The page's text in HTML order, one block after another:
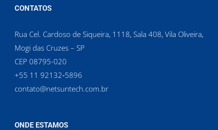
CONTATOS
Rua Cel. Cardoso de Siqueira, 1118, Sala 408, Vila Oliveira,
Mogi das Cruzes – SP
CEP 08795-020
‪+55 11 92132‑5896‬
contato@netsuntech.com.br
ONDE ESTAMOS